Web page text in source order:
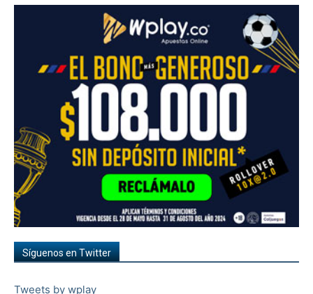
Síguenos en Twitter
Tweets by wplay